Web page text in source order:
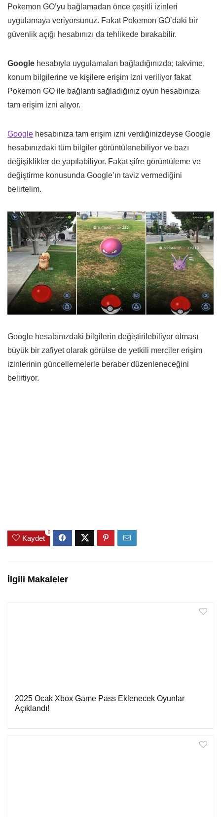
Pokemon GO’yu bağlamadan önce çeşitli izinleri
uygulamaya veriyorsunuz. Fakat Pokemon GO’daki bir
güvenlik açığı hesabınızı da tehlikede bırakabilir.
Google hesabıyla uygulamaları bağladığınızda; takvime,
konum bilgilerine ve kişilere erişim izni veriliyor fakat
Pokemon GO ile bağlantı sağladığınız oyun hesabınıza
tam erişim izni alıyor.
Google hesabınıza tam erişim izni verdiğinizdeyse Google
hesabınızdaki tüm bilgiler görüntülenebiliyor ve bazı
değişiklikler de yapılabiliyor. Fakat şifre görüntüleme ve
değiştirme konusunda Google’ın taviz vermediğini
belirtelim.
Google hesabınızdaki bilgilerin değiştirilebiliyor olması
büyük bir zafiyet olarak görülse de yetkili merciler erişim
izinlerinin güncellemelerle beraber düzenleneceğini
belirtiyor.
Kaydet
0
İlgili Makaleler
2025 Ocak Xbox Game Pass Eklenecek Oyunlar
Açıklandı!